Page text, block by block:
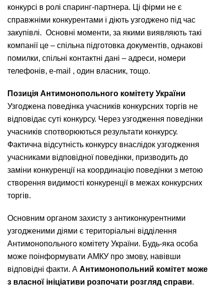
конкурсі в ролі спаринг-партнера. Ці фірми не є
справжніми конкурентами і діють узгоджено під час
закупівлі. Основні моменти, за якими виявляють такі
компанії це – спільна підготовка документів, однакові
помилки, спільні контактні дані – адреси, номери
телефонів, e-mail , один власник, тощо.
Позиція Антимонопольного комітету України
Узгоджена поведінка учасників конкурсних торгів не
відповідає суті конкурсу. Через узгодження поведінки
учасників спотворюються результати конкурсу.
Фактична відсутність конкурсу внаслідок узгодження
учасниками відповідної поведінки, призводить до
заміни конкуренції на координацію поведінки з метою
створення видимості конкуренції в межах конкурсних
торгів.
Основним органом захисту з антиконкурентними
узгодженими діями є територіальні відділення
Антимонопольного комітету України. Будь-яка особа
може поінформувати АМКУ про змову, навівши
відповідні факти. А Антимонопольний комітет може
з власної ініціативи розпочати розгляд справи.